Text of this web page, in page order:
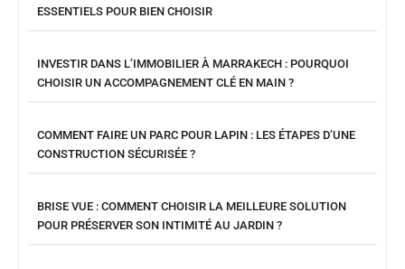
ESSENTIELS POUR BIEN CHOISIR
INVESTIR DANS L’IMMOBILIER À MARRAKECH : POURQUOI
CHOISIR UN ACCOMPAGNEMENT CLÉ EN MAIN ?
COMMENT FAIRE UN PARC POUR LAPIN : LES ÉTAPES D’UNE
CONSTRUCTION SÉCURISÉE ?
BRISE VUE : COMMENT CHOISIR LA MEILLEURE SOLUTION
POUR PRÉSERVER SON INTIMITÉ AU JARDIN ?